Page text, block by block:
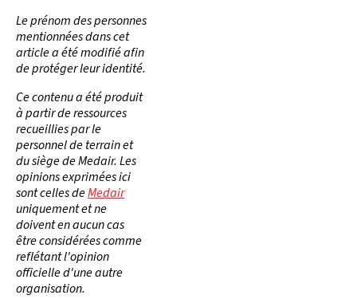
Le prénom des personnes
mentionnées dans cet
article a été modifié afin
de protéger leur identité.
Ce contenu a été produit
à partir de ressources
recueillies par le
personnel de terrain et
du siège de Medair. Les
opinions exprimées ici
sont celles deMedair
uniquement et ne
doivent en aucun cas
être considérées comme
reflétant l'opinion
officielle d'une autre
organisation.